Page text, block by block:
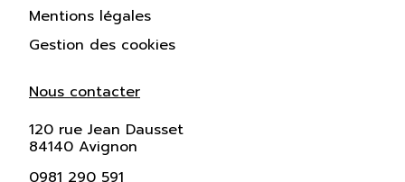
Mentions légales
Gestion des cookies
Nous contacter
120 rue Jean Dausset
84140 Avignon